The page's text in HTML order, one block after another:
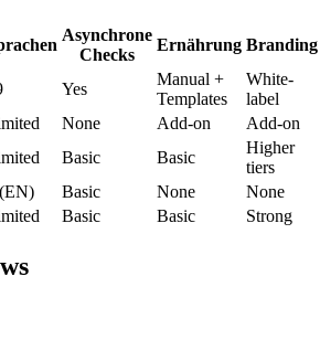
Asynchrone
Checks
Ernährung Branding
Yes
Manual +
Templates
White-
label
None Add-on
Add-on
Basic Basic
Higher
tiers
Basic None
None
Basic Basic Strong